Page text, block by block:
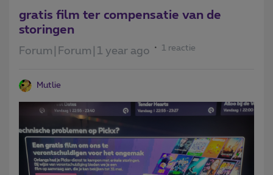
gratis film ter compensatie van de
storingen
Forum|Forum|1 year ago 1 reactie
Mutlie